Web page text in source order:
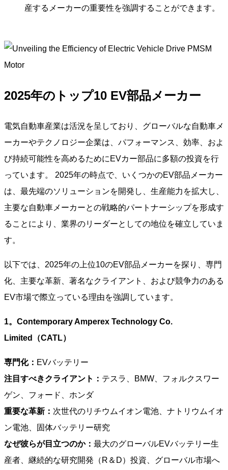
産するメーカーの重要性を強調することができます。
2025年のトップ10 EV部品メーカー
電気自動車産業は活況を呈しており、グローバルな自動車メ
ーカーやテクノロジー企業は、パフォーマンス、効率、およ
び持続可能性を高めるためにEVカー部品に多額の投資を行
っています。 2025年の時点で、いくつかのEV部品メーカー
は、最先端のソリューションを開発し、生産能力を拡大し、
主要な自動車メーカーとの戦略的パートナーシップを形成す
ることにより、業界のリーダーとしての地位を確立していま
す。
以下では、2025年の上位10のEV部品メーカーを探り、専門
化、主要な革新、著名なクライアント、および競争力のある
EV市場で際立っている理由を強調しています。
1。Contemporary Amperex Technology Co.
Limited（CATL）
専門化： EVバッテリー
注目すべきクライアント： テスラ、BMW、フォルクスワー
ゲン、フォード、ホンダ
重要な革新： 次世代のリチウムイオン電池、ナトリウムイオ
ン電池、固体バッテリー研究
なぜ彼らが目立つのか： 最大のグローバルEVバッテリー生
産者、継続的な研究開発（R＆D）投資、グローバル市場へ